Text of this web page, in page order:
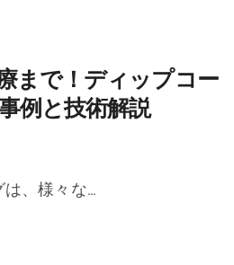
まで！ディップコー
例と技術解説
は、様々な...